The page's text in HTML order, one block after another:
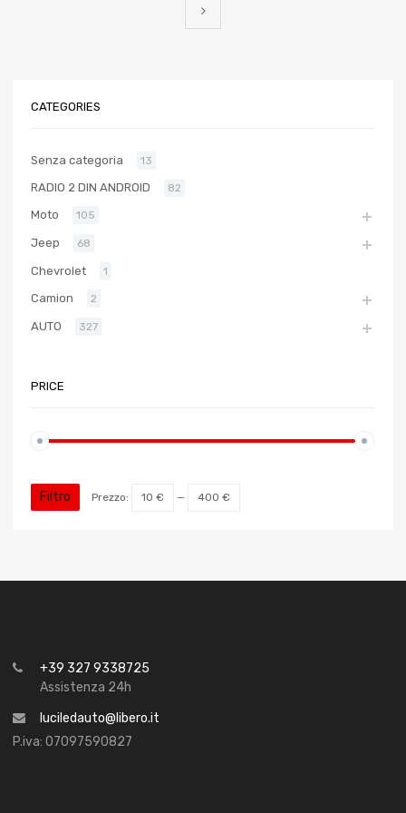
CATEGORIES
Senza categoria 13
RADIO 2 DIN ANDROID 82
Moto 105
Jeep 68
Chevrolet 1
Camion 2
AUTO 327
PRICE
Filtro Prezzo: 10 € — 400 €
+39 327 9338725
Assistenza 24h
luciledauto@libero.it
P.iva: 07097590827